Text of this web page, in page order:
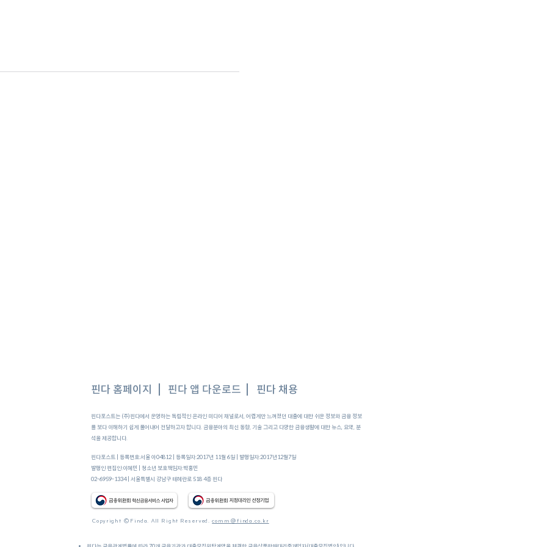
대학생・무직・주부도 가능한 '비
핀다 홈페이지 핀다 앱 다운로드 핀다 채용
핀다포스트는 (주)핀다에서 운영하는 독립적인 온라인 미디어 채널로서, 어렵게만 느껴졌던 대출에 대한 쉬운 정보와 금융 정보
를 보다 이해하기 쉽게 풀어내어 전달하고자 합니다. 금융분야의 최신 동향, 기술 그리고 다양한 금융생활에 대한 뉴스, 요약, 분
석을 제공합니다.
핀다포스트 | 등록번호:서울 아04812 | 등록일자:2017년 11월 6일 | 발행일자:2017년12월7일
발행인 편집인:이혜민 | 청소년 보호책임자:박홍민
02-6959-1334 | 서울특별시 강남구 테헤란로 518 4층 핀다
Copyright ©Finda. All Right Reserved.comm@finda.co.kr